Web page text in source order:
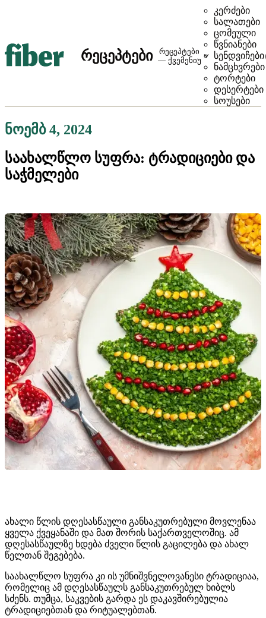
რეცეპტები
რეცეპტები
— ქვემენიუ
კერძები
სალათები
ცომეული
წვნიანები
სენდვიჩები
ნამცხვრები
ტორტები
დესერტები
სოუსები
ნოემბ 4, 2024
საახალწლო სუფრა: ტრადიციები და
საჭმელები
ახალი წლის დღესასწაული განსაკუთრებული მოვლენაა
ყველა ქვეყანაში და მათ შორის საქართველოშიც. ამ
დღესასწაულზე ხდება ძველი წლის გაცილება და ახალ
წელთან შეგებება.
საახალწლო სუფრა კი ის უმნიშვნელოვანესი ტრადიციაა,
რომელიც ამ დღესასწაულს განსაკუთრებულ ხიბლს
სძენს. თუმცა, საკვების გარდა ეს დაკავშირებულია
ტრადიციებთან და რიტუალებთან.